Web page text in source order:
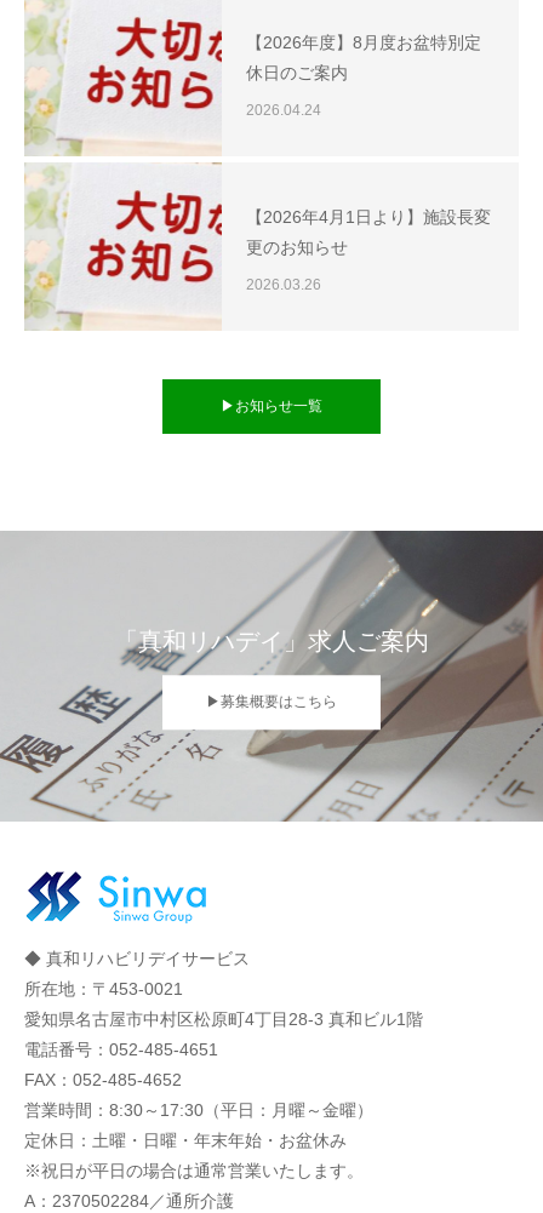
【2026年度】8月度お盆特別定
休日のご案内
2026.04.24
【2026年4月1日より】施設長変
更のお知らせ
2026.03.26
▶お知らせ一覧
「真和リハデイ」求人ご案内
▶募集概要はこちら
◆ 真和リハビリデイサービス
所在地：〒453-0021
愛知県名古屋市中村区松原町4丁目28-3 真和ビル1階
電話番号：052-485-4651
FAX：052-485-4652
営業時間：8:30～17:30（平日：月曜～金曜）
定休日：土曜・日曜・年末年始・お盆休み
※祝日が平日の場合は通常営業いたします。
A：2370502284／通所介護